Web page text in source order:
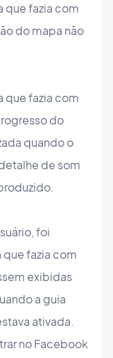
que fazia com
do mapa não
que fazia com
do
quando o
de som
foi
fazia com
exibidas
a guia
ativada.
no Facebook